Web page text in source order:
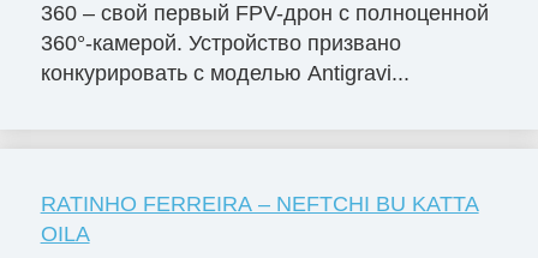
360 – свой первый FPV-дрон с полноценной
360°-камерой. Устройство призвано
конкурировать с моделью Antigravi...
RATINHO FERREIRA – NEFTCHI BU KATTA
OILA